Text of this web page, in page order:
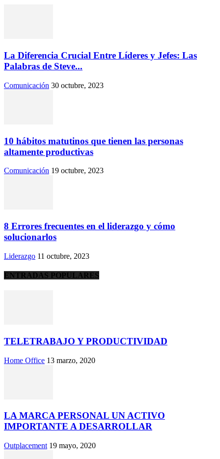
La Diferencia Crucial Entre Líderes y Jefes: Las
Palabras de Steve...
Comunicación 30 octubre, 2023
10 hábitos matutinos que tienen las personas
altamente productivas
Comunicación 19 octubre, 2023
8 Errores frecuentes en el liderazgo y cómo
solucionarlos
Liderazgo 11 octubre, 2023
ENTRADAS POPULARES
TELETRABAJO Y PRODUCTIVIDAD
Home Office 13 marzo, 2020
LA MARCA PERSONAL UN ACTIVO
IMPORTANTE A DESARROLLAR
Outplacement 19 mayo, 2020